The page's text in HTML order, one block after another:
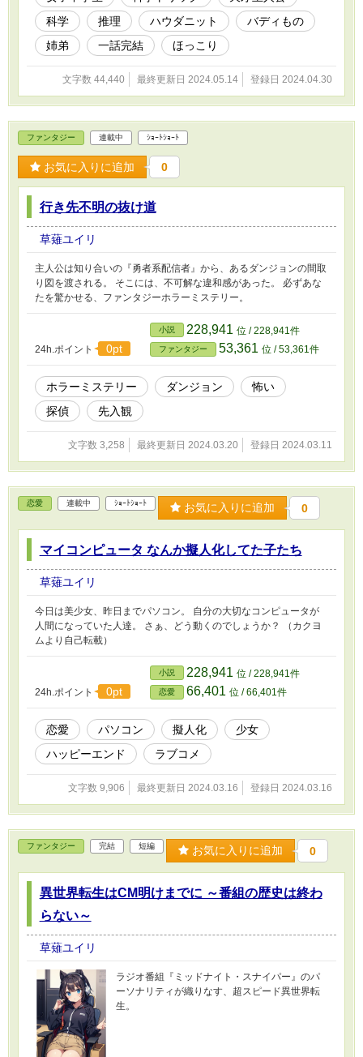
科学
推理 ハウダニット
バディもの
姉弟
一話完結 ほっこり
文字数 44,440 最終更新日 2024.05.14 登録日 2024.04.30
ファンタジー 連載中 ｼｮｰﾄｼｮｰﾄ
お気に入りに追加 0
行き先不明の抜け道
草薙ユイリ
主人公は知り合いの『勇者系配信者』から、あるダンジョンの間取
り図を渡される。 そこには、不可解な違和感があった。 必ずあな
たを驚かせる、ファンタジーホラーミステリー。
24h.ポイント 0pt
小説 228,941 位 / 228,941件
ファンタジー 53,361 位 / 53,361件
ホラーミステリー ダンジョン
怖い
探偵
先入観
文字数 3,258 最終更新日 2024.03.20 登録日 2024.03.11
恋愛 連載中 ｼｮｰﾄｼｮｰﾄ お気に入りに追加 0
マイコンピュータ なんか擬人化してた子たち
草薙ユイリ
今日は美少女、昨日までパソコン。 自分の大切なコンピュータが
人間になっていた人達。 さぁ、どう動くのでしょうか？ （カクヨ
ムより自己転載）
24h.ポイント 0pt
小説 228,941 位 / 228,941件
恋愛 66,401 位 / 66,401件
恋愛 パソコン 擬人化
少女
ハッピーエンド
ラブコメ
文字数 9,906 最終更新日 2024.03.16 登録日 2024.03.16
ファンタジー 完結 短編 お気に入りに追加 0
異世界転生はCM明けまでに ～番組の歴史は終わ
らない～
草薙ユイリ
ラジオ番組『ミッドナイト・スナイパー』のパ
ーソナリティが織りなす、超スピード異世界転
生。